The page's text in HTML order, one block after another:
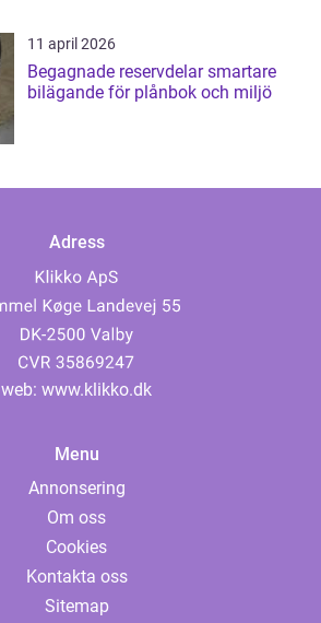
11 april 2026
Begagnade reservdelar smartare
bilägande för plånbok och miljö
Adress
web: www.klikko.dk
Menu
Annonsering
Om oss
Cookies
Kontakta oss
Sitemap